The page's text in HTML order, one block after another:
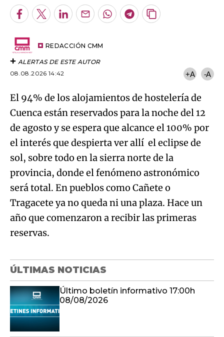
Facebook
TwitterLinkedInEnviarWhatsapp
Telegram
Copiar
REDACCIÓN CMM
ALERTAS DE ESTE AUTOR
08.08.2026 14:42
+A -A
El 94% de los alojamientos de hostelería de
Cuenca están reservados para la noche del 12
de agosto y se espera que alcance el 100% por
el interés que despierta ver allí el eclipse de
sol, sobre todo en la sierra norte de la
provincia, donde el fenómeno astronómico
será total. En pueblos como Cañete o
Tragacete ya no queda ni una plaza. Hace un
año que comenzaron a recibir las primeras
reservas.
ÚLTIMAS NOTICIAS
Último boletín informativo 17:00h
08/08/2026